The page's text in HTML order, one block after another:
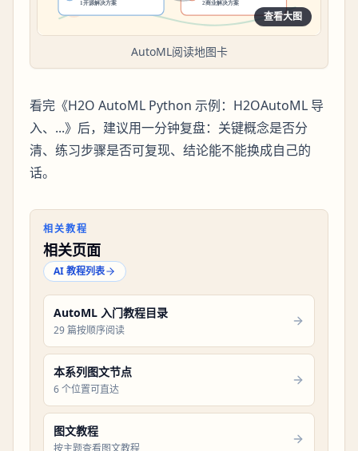
查看大图
AutoML阅读地图卡
看完《H2O AutoML Python 示例：H2OAutoML 导
入、...》后，建议用一分钟复盘：关键概念是否分
清、练习步骤是否可复现、结论能不能换成自己的
话。
相关教程
相关页面
AI 教程列表
AutoML 入门教程目录
29 篇按顺序阅读
本系列图文节点
6 个位置可直达
图文教程